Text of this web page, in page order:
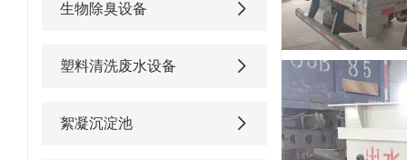
生物除臭设备
塑料清洗废水设备
絮凝沉淀池